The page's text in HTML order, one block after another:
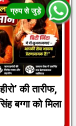
की तारीफ,
बग्गा को मिला